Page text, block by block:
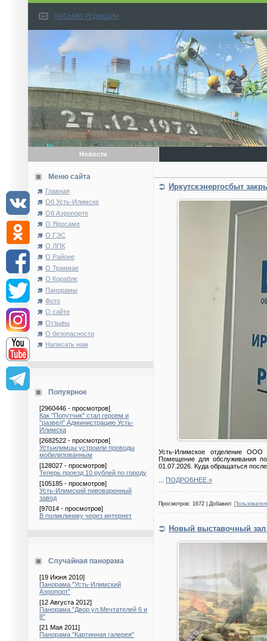
ПИСЬМО РЕДАКЦИИ
Новости
Меню сайта
Главная
Об Усть-Илимске
Об Аэропорте
О Яросаме
О ГЭС
О ЛПК
О Районе
О Трамвае
О Корабле
Панорамы
Фото
О сайте
Отзывы
О безопасности
Написать нам
Попуярное
[2960446 - просмотров]
Как "Попутчик" стал героем и
"развел" Администрацию Усть-
Илимска
[2682522 - просмотров]
Устьилимцы устроили проводы
мобилизованным
[128027 - просмотров]
Теперь проезд 10 рублей по городу
[105185 - просмотров]
Усть-Илимский пивоваренный
завод
[97014 - просмотров]
В поликлинику через интернет
Случайная панорама
[19 Июня 2010]
Панорама "Усть-Илимский
Аэропорт"
[12 Августа 2012]
Панорама "Двор ул.Мечтателей 6 и
8"
[21 Мая 2011]
Панорама "Картинная галерея"
Иркутскэнергосбыт
Усть-Илимское отделение ООО
Помещение для обслуживания
01.07.2026. Куда обращаться
ПОДРОБНЕЕ »
Просмотров: 1672 | Добавил:
Новый выставочный